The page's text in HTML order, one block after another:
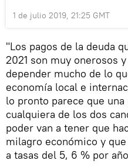
1 de julio 2019, 21:25 GMT
"Los pagos de la deuda
2021 son muy onerosos
depender mucho de lo
economía local e
lo pronto parece que
cualquiera de los dos
poder van a tener que
milagro económico y
a tasas del 5, 6 % por